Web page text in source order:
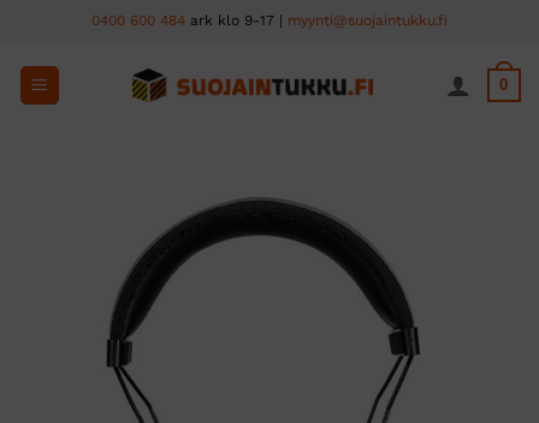
content
0400 600 484 ark klo 9-17 | myynti@suojaintukku.fi
0